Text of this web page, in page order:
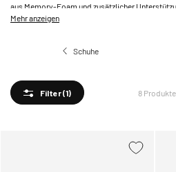
aus Memory-Foam und zusätzlicher
Sneaker dich überall hingehen, wohin deine
Damen-Sneakers findest du das perfekte Paar,
Mehr anzeigen
Schuhe
Filter(1) 8 Produkte